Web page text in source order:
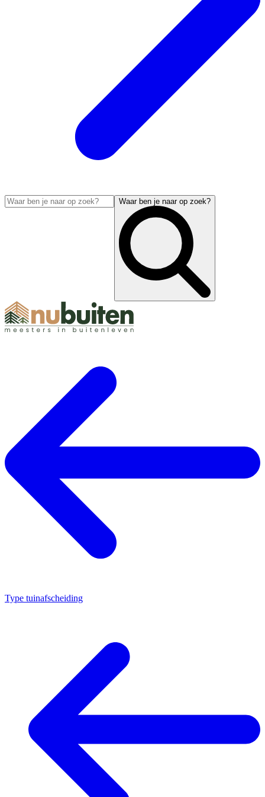
Waar ben je naar op zoek?
Type tuinafscheiding